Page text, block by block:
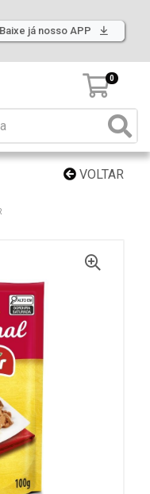
Baixe já nosso APP
0
VOLTAR